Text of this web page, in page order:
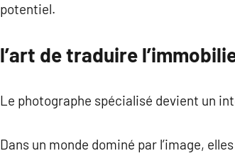
potentiel.
l’art de traduire
Le photographe spécialisé devient un
Dans un monde dominé par l’image,